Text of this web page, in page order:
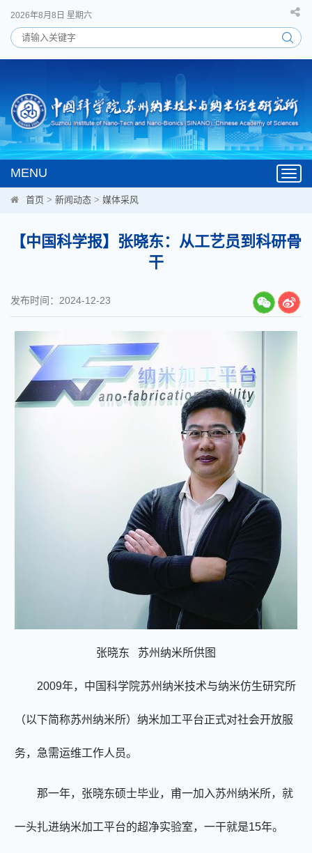
2026年8月8日 星期六
MENU
首页 > 新闻动态 > 媒体采风
【中国科学报】张晓东：从工艺员到科研骨
干
发布时间：2024-12-23
张晓东 苏州纳米所供图
2009年，中国科学院苏州纳米技术与纳米仿生研究所
（以下简称苏州纳米所）纳米加工平台正式对社会开放服
务，急需运维工作人员。
那一年，张晓东硕士毕业，甫一加入苏州纳米所，就
一头扎进纳米加工平台的超净实验室，一干就是15年。